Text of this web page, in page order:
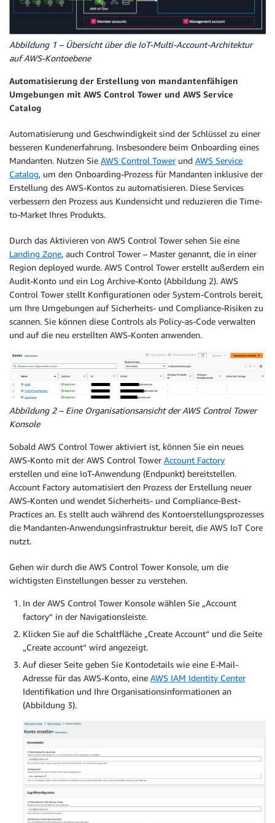
Abbildung 1 – Übersicht über die IoT-Multi-Account-Architektur
auf AWS-Kontoebene
Automatisierung der Erstellung von mandantenfähigen
Umgebungen mit AWS Control Tower und AWS Service
Catalog
Automatisierung und Geschwindigkeit sind der Schlüssel zu einer
besseren Kundenerfahrung. Insbesondere beim Onboarding eines
Mandanten. Nutzen Sie AWS Control Towerund AWS Service
Catalog, um den Onboarding-Prozess für Mandanten inklusive der
Erstellung des AWS-Kontos zu automatisieren. Diese Services
verbessern den Prozess aus Kundensicht und reduzieren die Time-
to-Market Ihres Produkts.
Durch das Aktivieren von AWS Control Tower sehen Sie eine
Landing Zone, auch Control Tower – Master genannt, die in einer
Region deployed wurde. AWS Control Tower erstellt außerdem ein
Audit-Konto und ein Log Archive-Konto (Abbildung 2). AWS
Control Tower stellt Konfigurationen oder System-Controls bereit,
um Ihre Umgebungen auf Sicherheits- und Compliance-Risiken zu
scannen. Sie können diese Controls als Policy-as-Code verwalten
und auf die neu erstellten AWS-Konten anwenden.
Abbildung 2 – Eine Organisationsansicht der AWS Control Tower
Konsole
Sobald AWS Control Tower aktiviert ist, können Sie ein neues
AWS-Konto mit der AWS Control Tower Account Factory
erstellen und eine IoT-Anwendung (Endpunkt) bereitstellen.
Account Factory automatisiert den Prozess der Erstellung neuer
AWS-Konten und wendet Sicherheits- und Compliance-Best-
Practices an. Es stellt auch während des Kontoerstellungsprozesses
die Mandanten-Anwendungsinfrastruktur bereit, die AWS IoT Core
nutzt.
Gehen wir durch die AWS Control Tower Konsole, um die
wichtigsten Einstellungen besser zu verstehen.
In der AWS Control Tower Konsole wählen Sie „Account
factory“ in der Navigationsleiste.
Klicken Sie auf die Schaltfläche „Create Account“ und die Seite
„Create account“ wird angezeigt.
Auf dieser Seite geben Sie Kontodetails wie eine E-Mail-
Adresse für das AWS-Konto, eine AWS IAM Identity Center
Identifikation und Ihre Organisationsinformationen an
(Abbildung 3).